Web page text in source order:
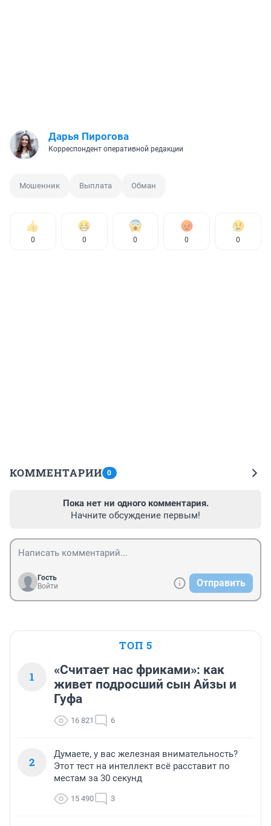
Дарья Пирогова
Корреспондент оперативной редакции
Мошенник Выплата Обман
0 0 0 0 0
КОММЕНТАРИИ 0
Пока нет ни одного комментария.
Начните обсуждение первым!
Гость
Войти
Отправить
ТОП 5
1
«Считает нас фриками»: как
живет подросший сын Айзы и
Гуфа
16 821 6
2
Думаете, у вас железная внимательность?
Этот тест на интеллект всё расставит по
местам за 30 секунд
15 490 3